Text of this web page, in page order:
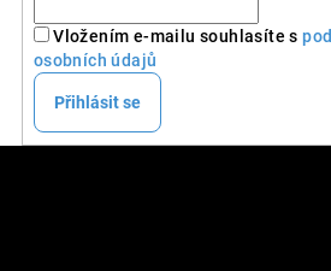
Vložením e-mailu souhlasíte s
osobních údajů
Přihlásit se